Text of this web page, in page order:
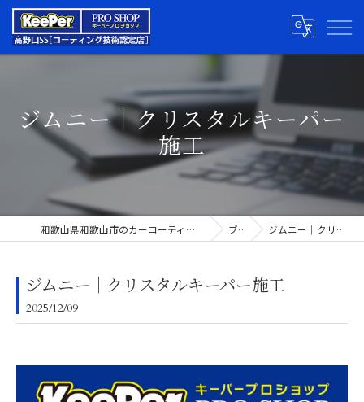
ジムニー｜クリスタルキーパー
施工
和歌山県和歌山市のカーコーティングならキーパープロショップ高野口SS ブログ ジムニー｜クリスタルキーパー施工
ジムニー｜クリスタルキーパー施工
2025/12/09